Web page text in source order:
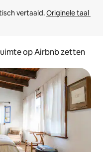
vertaald. Originele taal
op Airbnb zetten